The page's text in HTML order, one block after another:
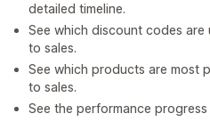
detailed timeline.
See which discount codes
to sales.
See which products are most
to sales.
See the performance progress